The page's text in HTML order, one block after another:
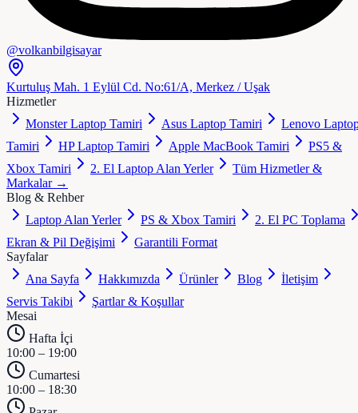
@volkanbilgisayar
Kurtuluş Mah. 1 Eylül Cd. No:61/A, Merkez / Uşak
Hizmetler
Monster Laptop Tamiri
Asus Laptop Tamiri
Lenovo
Tamiri
HP Laptop Tamiri Apple MacBook Tamiri
PS5 &
Xbox Tamiri
2. El Laptop Alan Yerler
Tüm Hizmetler &
Markalar →
Blog & Rehber
Laptop Alan Yerler
PS & Xbox Tamiri
2. El PC Toplama
Ekran & Pil Değişimi
Garantili Format
Sayfalar
Ana Sayfa
Hakkımızda Ürünler Blog
İletişim
Servis Takibi
Şartlar & Koşullar
Mesai
Hafta İçi
10:00 – 19:00
Cumartesi
10:00 – 18:30